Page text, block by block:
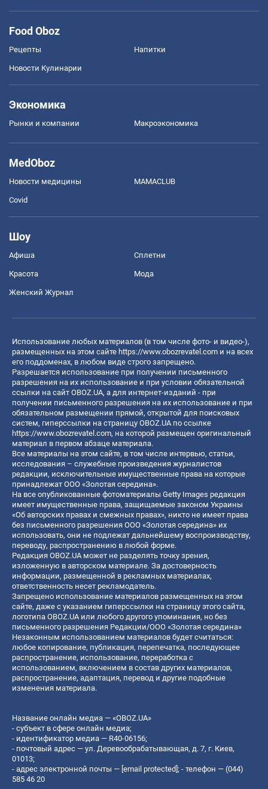
Food Oboz
Рецепты Напитки
Новости Кулинарии
Экономика
Рынки и компании Mакроэкономика
MedOboz
Новости медицины MAMACLUB
Covid
Шоу
Афиша Сплетни
Красота Мода
Женский Журнал
Использование любых материалов (в том числе фото- и видео-),
размещенных на этом сайте https://www.obozrevatel.com и на всех
его поддоменах, в любом виде строго запрещено.
Разрешается использование при получении письменного
разрешения на их использование и при условии обязательной
ссылки на сайт OBOZ.UA, а для интернет-изданий - при
получении письменного разрешения на их использование и при
обязательном размещении прямой, открытой для поисковых
систем, гиперссылки на страницу OBOZ.UA по ссылке
https://www.obozrevatel.com, на которой размещен оригинальный
материал в первом абзаце материала.
Все материалы на этом сайте, в том числе интервью, статьи,
исследования – служебные произведения журналистов
редакции, исключительные имущественные права на которые
принадлежат ООО «Золотая середина».
На все опубликованные фотоматериалы Getty Images редакция
имеет имущественные права, защищаемые законом Украины
«Об авторских правах и смежных правах», никто не имеет права
без письменного разрешения ООО «Золотая середина» их
использовать, они не подлежат дальнейшему воспроизводству,
переводу, распространению в любой форме.
Редакция OBOZ.UA может не разделять точку зрения,
изложенную в авторском материале. За достоверность
информации, размещенной в рекламных материалах,
ответственность несет рекламодатель.
Запрещено использование материалов размещенных на этом
сайте, даже с указанием гиперссылки на страницу этого сайта,
логотипа OBOZ.UA или любого другого упоминания, но без
письменного разрешения Редакции/ООО «Золотая середина»
Незаконным использованием материалов будет считаться:
любое копирование, публикация, перепечатка, последующее
распространение, использование, переработка с
использованием, включением в состав других материалов,
распространение, адаптация, перевод и другие подобные
изменения материала.
Название онлайн медиа — «OBOZ.UA»
- субъект в сфере онлайн медиа;
- идентификатор медиа — R40-06156;
- почтовый адрес — ул. Деревообрабатывающая, д. 7, г. Киев,
01013;
- адрес электронной почты — [email protected]; - телефон — (044)
585 46 20